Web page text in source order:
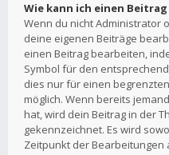
Wie kann ich einen
Wenn du nicht Administrator
deine eigenen Beiträge
einen Beitrag bearbeiten,
Symbol für den
dies nur für einen
möglich. Wenn bereits
hat, wird dein Beitrag in der
gekennzeichnet. Es wird
Zeitpunkt der Bearbeitungen